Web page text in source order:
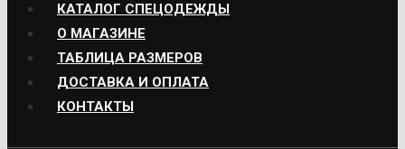
КАТАЛОГ СПЕЦОДЕЖДЫ
О МАГАЗИНЕ
ТАБЛИЦА РАЗМЕРОВ
ДОСТАВКА И ОПЛАТА
КОНТАКТЫ